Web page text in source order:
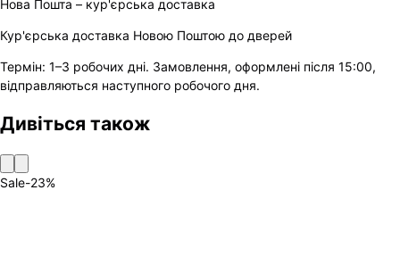
Нова Пошта – кур'єрська доставка
Кур'єрська доставка Новою Поштою до дверей
Термін: 1–3 робочих дні. Замовлення, оформлені після 15:00,
відправляються наступного робочого дня.
Дивіться також
Sale-23%